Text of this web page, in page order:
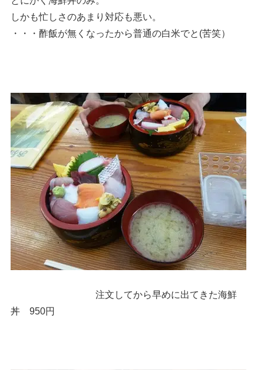
しかも忙しさのあまり対応も悪い。
・・・酢飯が無くなったから普通の白米でと(苦笑）
注文してから早めに出てきた海鮮
丼 950円